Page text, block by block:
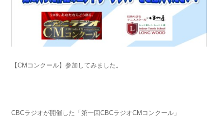
【CMコンクール】参加してみました。
CBCラジオが開催した「第一回CBCラジオCMコンクール」